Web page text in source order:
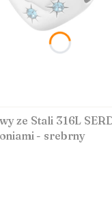
ze Stali 316L
- srebrny